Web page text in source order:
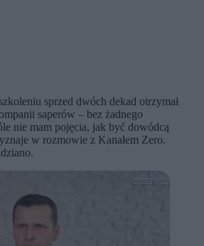
sprzed dwóch dekad otrzymał
saperów – bez żadnego
nie mam pojęcia, jak być dowódcą
w rozmowie z Kanałem Zero.